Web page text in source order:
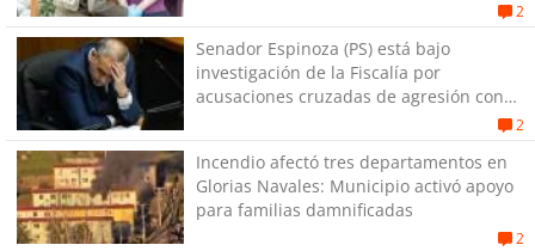
2
Senador Espinoza (PS) está bajo
investigación de la Fiscalía por
acusaciones cruzadas de agresión con
2
Incendio afectó tres departamentos en
Glorias Navales: Municipio activó apoyo
para familias damnificadas
2